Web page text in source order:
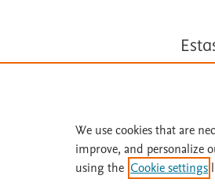
We use cookies that are
improve, and personalize
using the Cookie settings